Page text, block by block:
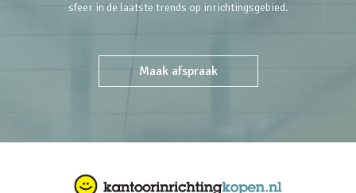
sfeer in de laatste trends op inrichtingsgebied.
Maak afspraak